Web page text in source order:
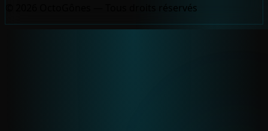
© 2026 OctoGônes — Tous droits réservés